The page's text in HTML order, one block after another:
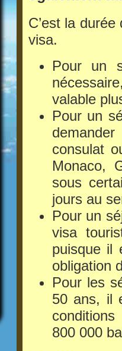
C’est la
visa.
Pour un
valable
Pour un
consulat
Monaco,
sous
jours au
Pour un
visa
puisque il
obligation
Pour les
50 ans, il
800 000